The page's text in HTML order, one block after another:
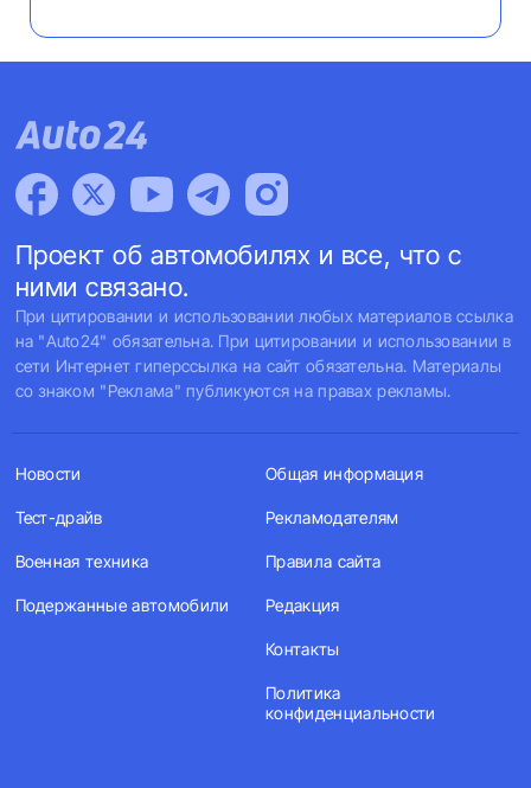
Проект об автомобилях и все, что с
ними связано.
При цитировании и использовании любых материалов ссылка
на "Auto24" обязательна. При цитировании и использовании в
сети Интернет гиперссылка на сайт обязательна. Материалы
со знаком "Реклама" публикуются на правах рекламы.
Новости
Тест-драйв
Военная техника
Подержанные автомобили
Общая информация
Рекламодателям
Правила сайта
Редакция
Контакты
Политика
конфиденциальности